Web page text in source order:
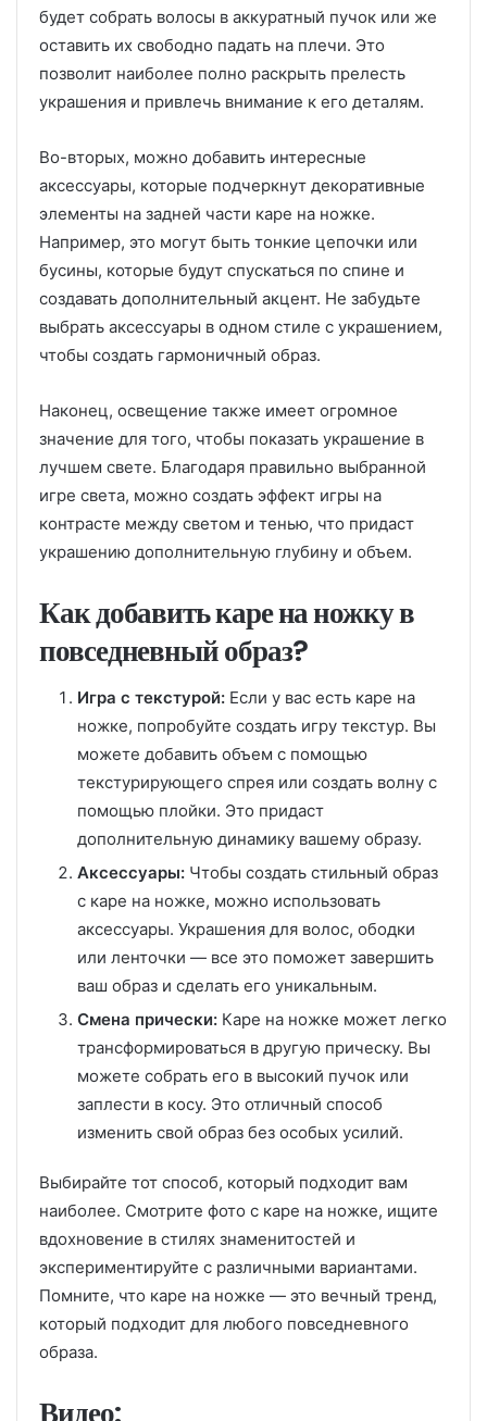
будет собрать волосы в аккуратный пучок или же
оставить их свободно падать на плечи. Это
позволит наиболее полно раскрыть прелесть
украшения и привлечь внимание к его деталям.
Во-вторых, можно добавить интересные
аксессуары, которые подчеркнут декоративные
элементы на задней части каре на ножке.
Например, это могут быть тонкие цепочки или
бусины, которые будут спускаться по спине и
создавать дополнительный акцент. Не забудьте
выбрать аксессуары в одном стиле с украшением,
чтобы создать гармоничный образ.
Наконец, освещение также имеет огромное
значение для того, чтобы показать украшение в
лучшем свете. Благодаря правильно выбранной
игре света, можно создать эффект игры на
контрасте между светом и тенью, что придаст
украшению дополнительную глубину и объем.
Как добавить каре на ножку в
повседневный образ?
Игра с текстурой: Если у вас есть каре на
ножке, попробуйте создать игру текстур. Вы
можете добавить объем с помощью
текстурирующего спрея или создать волну с
помощью плойки. Это придаст
дополнительную динамику вашему образу.
Аксессуары: Чтобы создать стильный образ
с каре на ножке, можно использовать
аксессуары. Украшения для волос, ободки
или ленточки — все это поможет завершить
ваш образ и сделать его уникальным.
Смена прически: Каре на ножке может легко
трансформироваться в другую прическу. Вы
можете собрать его в высокий пучок или
заплести в косу. Это отличный способ
изменить свой образ без особых усилий.
Выбирайте тот способ, который подходит вам
наиболее. Смотрите фото с каре на ножке, ищите
вдохновение в стилях знаменитостей и
экспериментируйте с различными вариантами.
Помните, что каре на ножке — это вечный тренд,
который подходит для любого повседневного
образа.